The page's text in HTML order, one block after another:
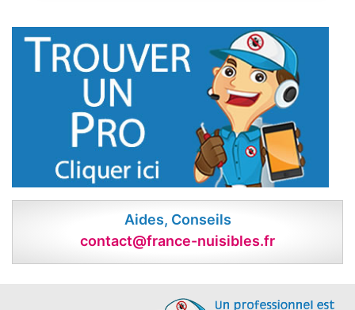
Aides, Conseils
contact@france-nuisibles.fr